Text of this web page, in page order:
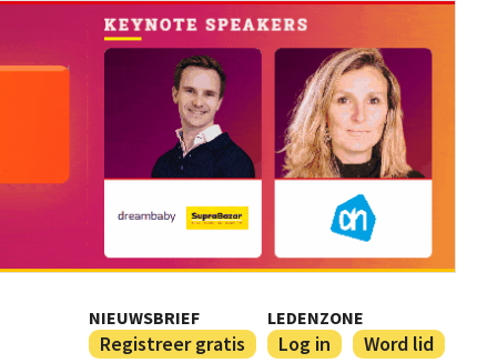
NIEUWSBRIEF
Registreer gratis
LEDENZONE
Log in Word lid